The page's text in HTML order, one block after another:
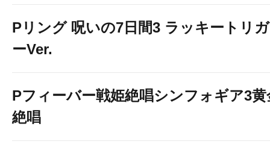
選べるスタ
Pリング 呪いの7日間3 ラッキートリガ
ーVer.
Pフィーバー戦姫絶唱シンフォギア3黄
絶唱